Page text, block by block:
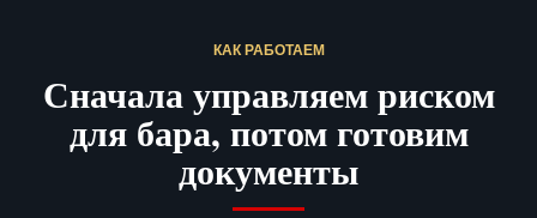
КАК РАБОТАЕМ
Сначала управляем риском
для бара, потом готовим
документы